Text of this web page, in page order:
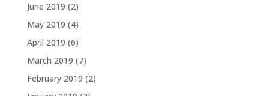
June 2019 (2)
May 2019 (4)
April 2019 (6)
March 2019 (7)
February 2019 (2)